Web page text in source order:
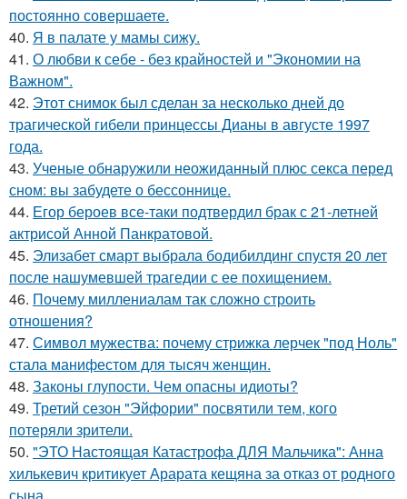
постоянно совершаете.
40. Я в палате у мамы сижу.
41. О любви к себе - без крайностей и "Экономии на
Важном".
42. Этот снимок был сделан за несколько дней до
трагической гибели принцессы Дианы в августе 1997
года.
43. Ученые обнаружили неожиданный плюс секса перед
сном: вы забудете о бессоннице.
44. Егор бероев все-таки подтвердил брак с 21-летней
актрисой Анной Панкратовой.
45. Элизабет смарт выбрала бодибилдинг спустя 20 лет
после нашумевшей трагедии с ее похищением.
46. Почему миллениалам так сложно строить
отношения?
47. Символ мужества: почему стрижка лерчек "под Ноль"
стала манифестом для тысяч женщин.
48. Законы глупости. Чем опасны идиоты?
49. Третий сезон "Эйфории" посвятили тем, кого
потеряли зрители.
50. "ЭТО Настоящая Катастрофа ДЛЯ Мальчика": Анна
хилькевич критикует Арарата кещяна за отказ от родного
сына.